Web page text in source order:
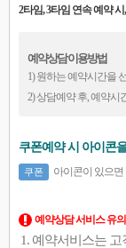
2타임, 3타임 연속 예약
예약상담 이용방법
1) 원하는 예약시간을
2) 상담예약 후, 예약시
쿠폰예약 시 아이콘
쿠폰 아이콘이 있으
예약상담 서비스 유
예약서비스는 고